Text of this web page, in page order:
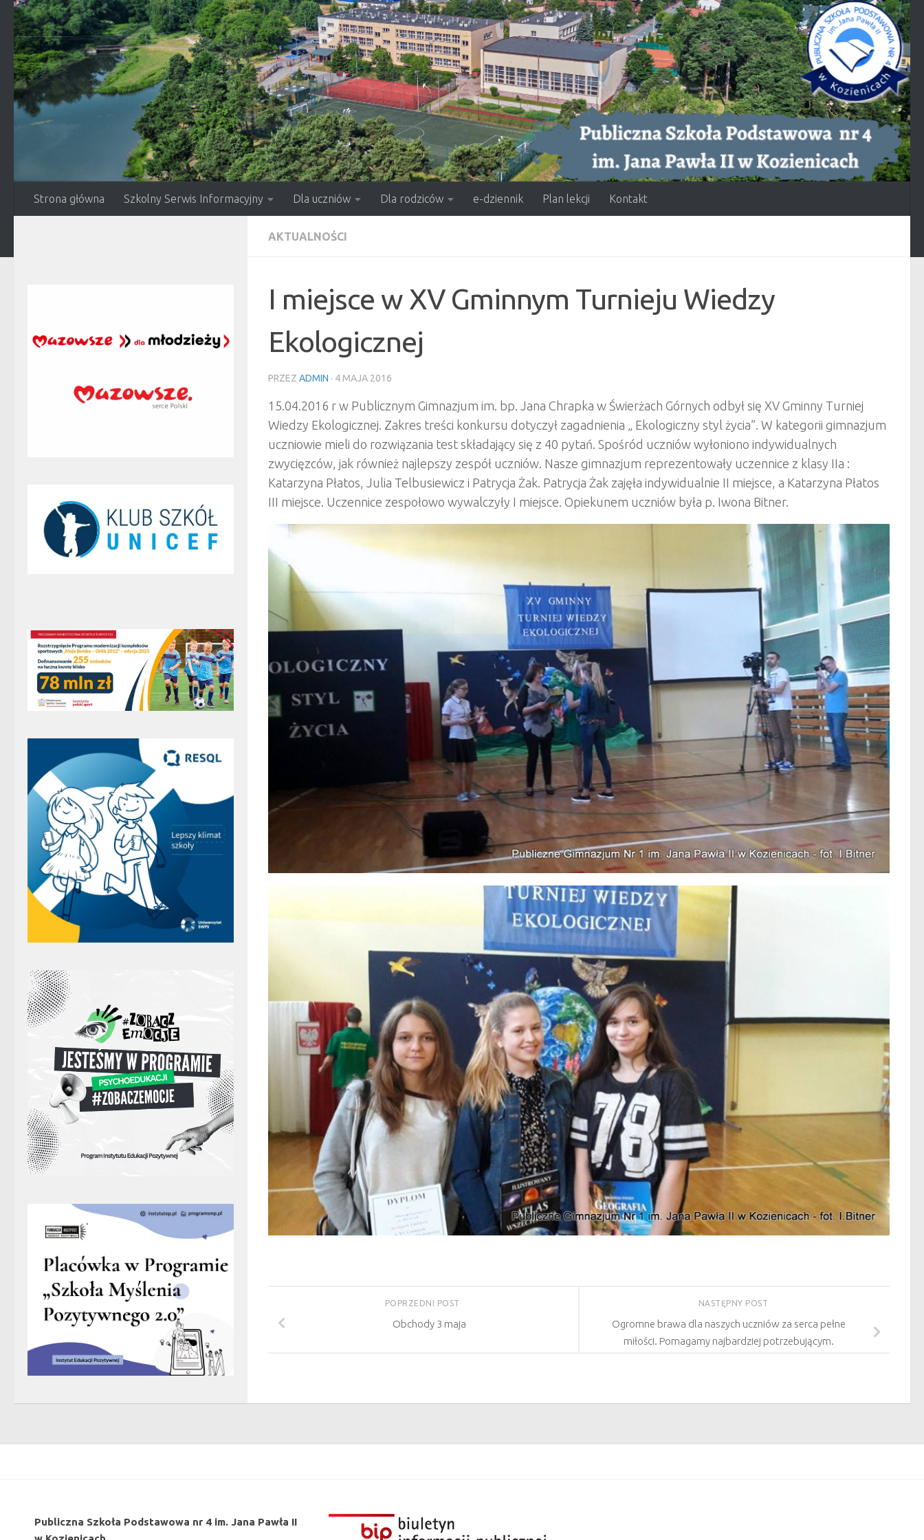
Przejdź do treści
Strona główna Szkolny Serwis Informacyjny Dla uczniów Dla rodziców e-dziennik Plan lekcji Kontakt
AKTUALNOŚCI
I miejsce w XV Gminnym Turnieju Wiedzy
Ekologicznej
PRZEZ ADMIN · 4 MAJA 2016
15.04.2016 r w Publicznym Gimnazjum im. bp. Jana Chrapka w Świerżach Górnych odbył się XV Gminny Turniej
Wiedzy Ekologicznej. Zakres treści konkursu dotyczył zagadnienia „ Ekologiczny styl życia”. W kategorii gimnazjum
uczniowie mieli do rozwiązania test składający się z 40 pytań. Spośród uczniów wyłoniono indywidualnych
zwycięzców, jak również najlepszy zespół uczniów. Nasze gimnazjum reprezentowały uczennice z klasy IIa :
Katarzyna Płatos, Julia Telbusiewicz i Patrycja Żak. Patrycja Żak zajęła indywidualnie II miejsce, a Katarzyna Płatos
III miejsce. Uczennice zespołowo wywalczyły I miejsce. Opiekunem uczniów była p. Iwona Bitner.
NASTĘPNY POST
Ogromne brawa dla naszych uczniów za serca pełne
miłości. Pomagamy najbardziej potrzebującym.
POPRZEDNI POST
Obchody 3 maja
Publiczna Szkoła Podstawowa nr 4 im. Jana Pawła II